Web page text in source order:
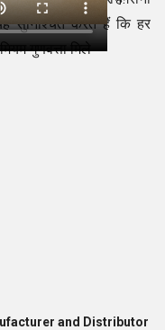
सुनिश्चित करते हैं कि हर
गुणवत्ता मिले
and Distributor